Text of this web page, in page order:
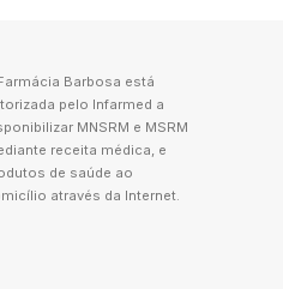
Barbosa está
pelo Infarmed a
MNSRM e MSRM
receita médica, e
de saúde ao
através da Internet.